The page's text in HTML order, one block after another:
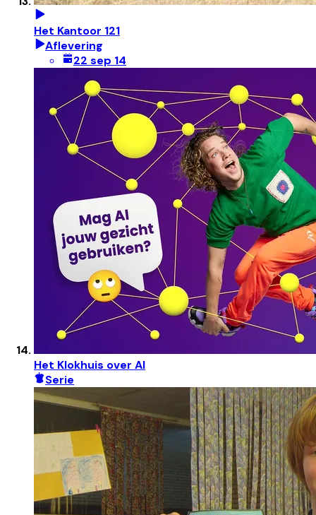
Het Kantoor 121
Aflevering
22 sep 14
Het Klokhuis over AI
Serie